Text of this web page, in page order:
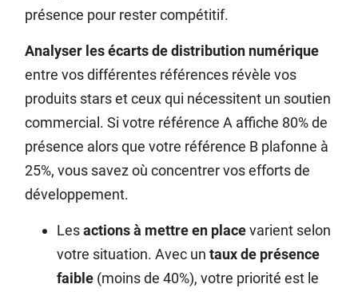
présence pour rester compétitif.
Analyser les écarts de distribution numérique
entre vos différentes références révèle vos
produits stars et ceux qui nécessitent un soutien
commercial. Si votre référence A affiche 80% de
présence alors que votre référence B plafonne à
25%, vous savez où concentrer vos efforts de
développement.
Lesactions à mettre en placevarient selon
votre situation. Avec untaux de présence
faible (moins de 40%), votre priorité est le